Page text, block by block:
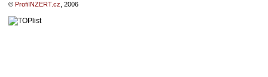
© ProfiINZERT.cz , 2006